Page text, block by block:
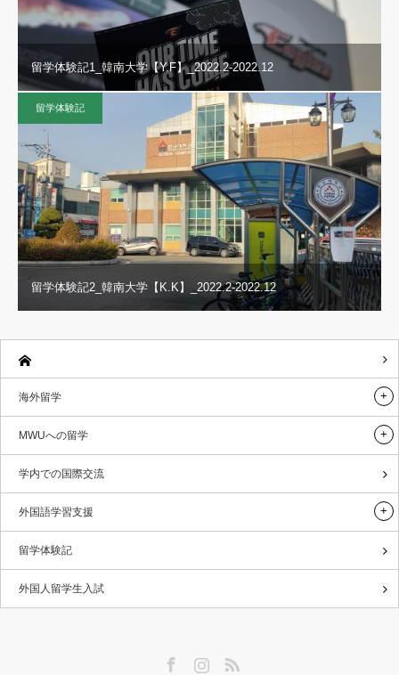
留学体験記1_韓南大学【Y.F】_2022.2-2022.12
留学体験記
留学体験記2_韓南大学【K.K】_2022.2-2022.12
海外留学
MWUへの留学
学内での国際交流
外国語学習支援
留学体験記
外国人留学生入試